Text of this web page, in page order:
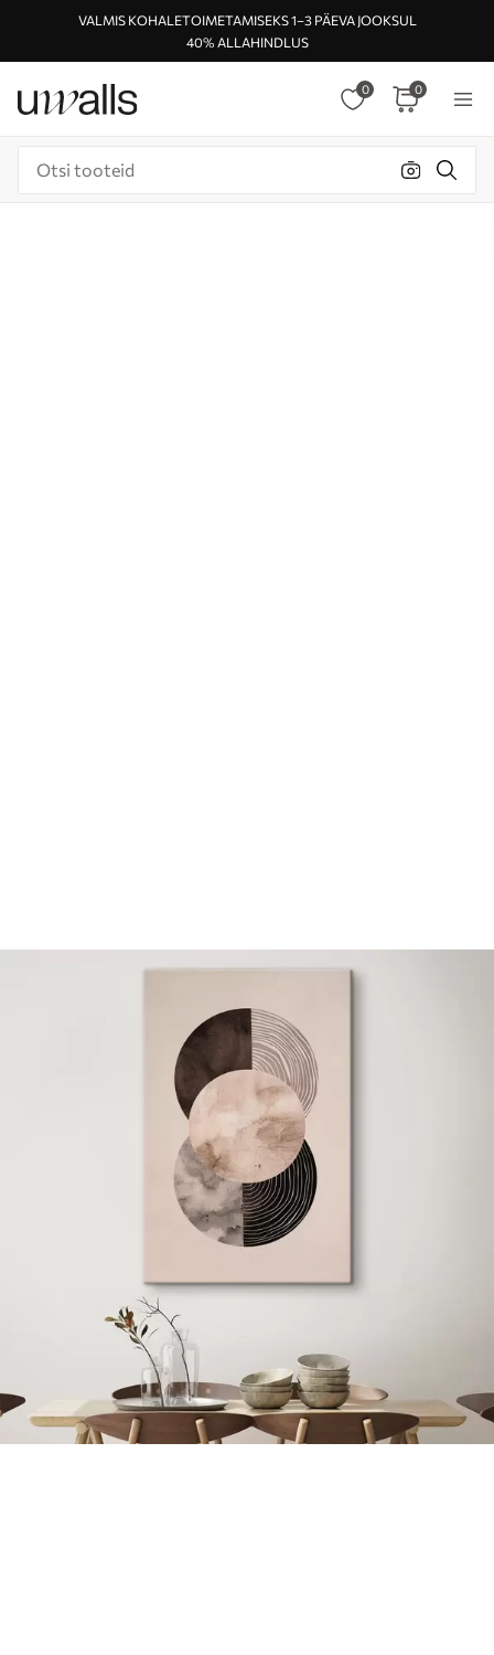
VALMIS KOHALETOIMETAMISEKS 1–3 PÄEVA JOOKSUL
40% ALLAHINDLUS
0 0